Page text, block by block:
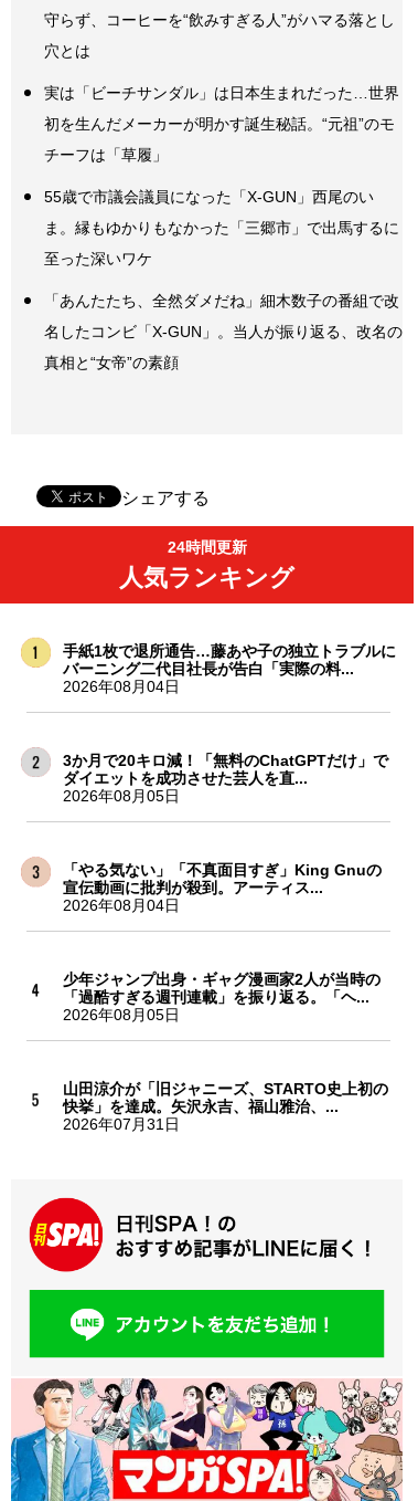
守らず、コーヒーを“飲みすぎる人”がハマる落とし
穴とは
実は「ビーチサンダル」は日本生まれだった…世界
初を生んだメーカーが明かす誕生秘話。“元祖”のモ
チーフは「草履」
55歳で市議会議員になった「X-GUN」西尾のい
ま。縁もゆかりもなかった「三郷市」で出馬するに
至った深いワケ
「あんたたち、全然ダメだね」細木数子の番組で改
名したコンビ「X-GUN」。当人が振り返る、改名の
真相と“女帝”の素顔
シェアする
24時間更新
人気ランキング
手紙1枚で退所通告…藤あや子の独立トラブルに
バーニング二代目社長が告白「実際の料...
2026年08月04日
3か月で20キロ減！「無料のChatGPTだけ」で
ダイエットを成功させた芸人を直...
2026年08月05日
「やる気ない」「不真面目すぎ」King Gnuの
宣伝動画に批判が殺到。アーティス...
2026年08月04日
少年ジャンプ出身・ギャグ漫画家2人が当時の
「過酷すぎる週刊連載」を振り返る。「ヘ...
2026年08月05日
山田涼介が「旧ジャニーズ、STARTO史上初の
快挙」を達成。矢沢永吉、福山雅治、...
2026年07月31日